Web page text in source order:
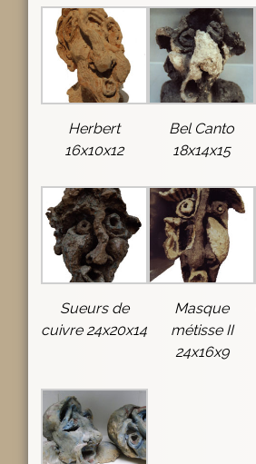
Herbert
16x10x12
Bel Canto
18x14x15
Sueurs de
cuivre 24x20x14
Masque
métisse II
24x16x9